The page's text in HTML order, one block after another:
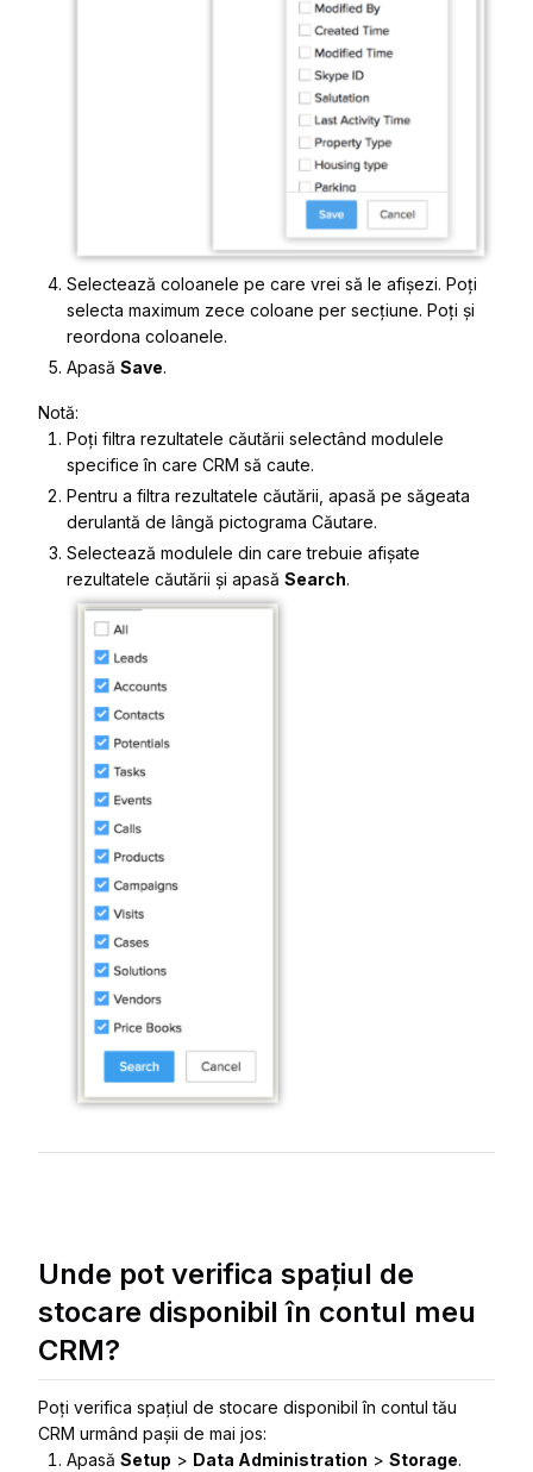
Selectează coloanele pe care vrei să le afișezi. Poți
selecta maximum zece coloane per secțiune. Poți și
reordona coloanele.
Apasă Save.
Notă:
Poți filtra rezultatele căutării selectând modulele
specifice în care CRM să caute.
Pentru a filtra rezultatele căutării, apasă pe săgeata
derulantă de lângă pictograma Căutare.
Selectează modulele din care trebuie afișate
rezultatele căutării și apasă Search.
Unde pot verifica spațiul de
stocare disponibil în contul meu
CRM?
Poți verifica spațiul de stocare disponibil în contul tău
CRM urmând pașii de mai jos:
Apasă Setup > Data Administration > Storage.